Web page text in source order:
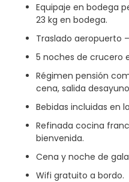
Equipaje en bodega
23 kg en bodega.
Traslado aeropuerto
5 noches de crucero
Régimen pensión
cena, salida
Bebidas incluidas en
Refinada cocina
bienvenida.
Cena y noche de
Wifi gratuito a bordo.